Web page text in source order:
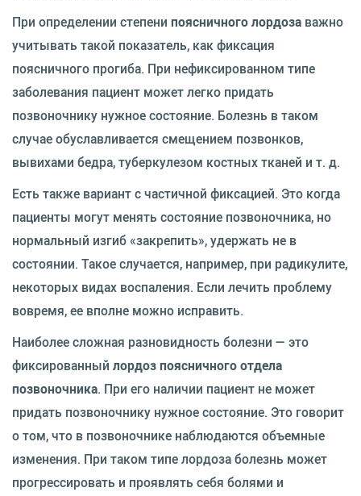
При определении степени поясничного лордоза важно
учитывать такой показатель, как фиксация
поясничного прогиба. При нефиксированном типе
заболевания пациент может легко придать
позвоночнику нужное состояние. Болезнь в таком
случае обуславливается смещением позвонков,
вывихами бедра, туберкулезом костных тканей и т. д.
Есть также вариант с частичной фиксацией. Это когда
пациенты могут менять состояние позвоночника, но
нормальный изгиб «закрепить», удержать не в
состоянии. Такое случается, например, при радикулите,
некоторых видах воспаления. Если лечить проблему
вовремя, ее вполне можно исправить.
Наиболее сложная разновидность болезни — это
фиксированный лордоз поясничного отдела
позвоночника. При его наличии пациент не может
придать позвоночнику нужное состояние. Это говорит
о том, что в позвоночнике наблюдаются объемные
изменения. При таком типе лордоза болезнь может
прогрессировать и проявлять себя болями и